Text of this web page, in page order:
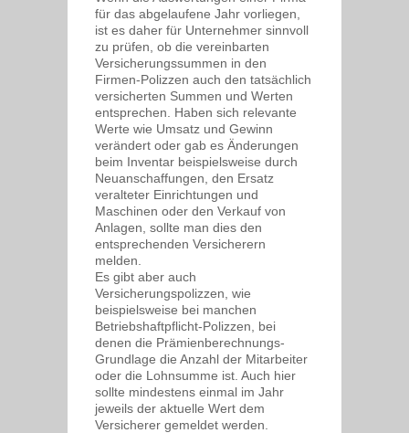
für das abgelaufene Jahr vorliegen,
ist es daher für Unternehmer sinnvoll
zu prüfen, ob die vereinbarten
Versicherungssummen in den
Firmen-Polizzen auch den tatsächlich
versicherten Summen und Werten
entsprechen. Haben sich relevante
Werte wie Umsatz und Gewinn
verändert oder gab es Änderungen
beim Inventar beispielsweise durch
Neuanschaffungen, den Ersatz
veralteter Einrichtungen und
Maschinen oder den Verkauf von
Anlagen, sollte man dies den
entsprechenden Versicherern
melden.
Es gibt aber auch
Versicherungspolizzen, wie
beispielsweise bei manchen
Betriebshaftpflicht-Polizzen, bei
denen die Prämienberechnungs-
Grundlage die Anzahl der Mitarbeiter
oder die Lohnsumme ist. Auch hier
sollte mindestens einmal im Jahr
jeweils der aktuelle Wert dem
Versicherer gemeldet werden.